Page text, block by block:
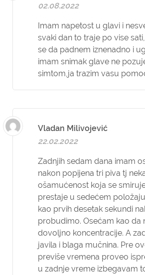
02.08.2022
Imam napetost u glavi i
svaki dan to traje po vise
se da padnem iznenadno i
imam snimak glave ne
simtom,ja trazim vasu
Vladan Milivojević
22.02.2022
Zadnjih sedam dana imam
nakon popijena tri piva tj
ošamućenost koja se
prestaje u sedećem
kao prvih desetak sekundi
probudimo. Osećam kao da
dovoljno koncentracije. A
javila i blaga mučnina. Pre
previše vremena proveo
u zadnje vreme izbegavam